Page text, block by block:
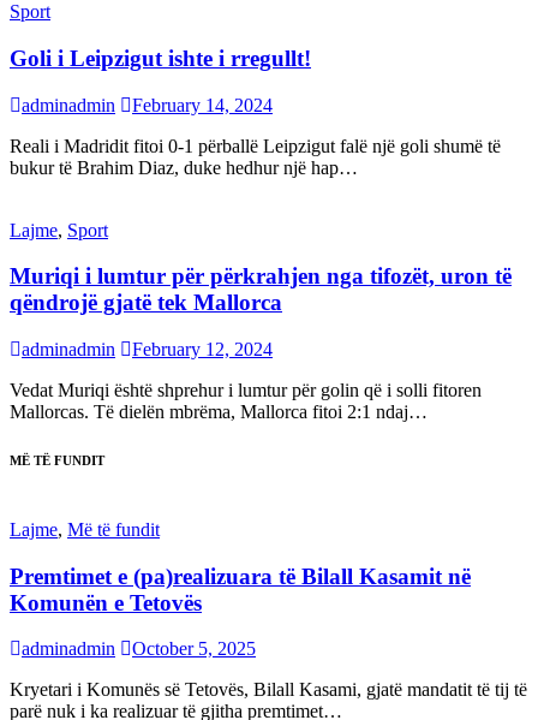
Sport
Goli i Leipzigut ishte i rregullt!
adminadmin
February 14, 2024
Reali i Madridit fitoi 0-1 përballë Leipzigut falë një goli shumë të
bukur të Brahim Diaz, duke hedhur një hap…
Lajme, Sport
Muriqi i lumtur për përkrahjen nga tifozët, uron të
qëndrojë gjatë tek Mallorca
adminadmin
February 12, 2024
Vedat Muriqi është shprehur i lumtur për golin që i solli fitoren
Mallorcas. Të dielën mbrëma, Mallorca fitoi 2:1 ndaj…
MË TË FUNDIT
Lajme, Më të fundit
Premtimet e (pa)realizuara të Bilall Kasamit në
Komunën e Tetovës
adminadmin
October 5, 2025
Kryetari i Komunës së Tetovës, Bilall Kasami, gjatë mandatit të tij të
parë nuk i ka realizuar të gjitha premtimet…